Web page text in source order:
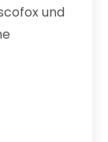
und